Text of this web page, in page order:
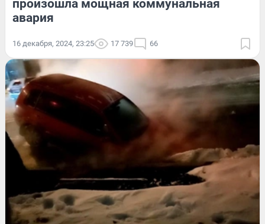
произошла мощная коммунальная
авария
16 декабря, 2024, 23:25 17 739 66